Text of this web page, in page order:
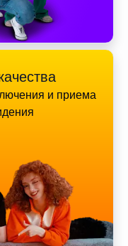
и приема